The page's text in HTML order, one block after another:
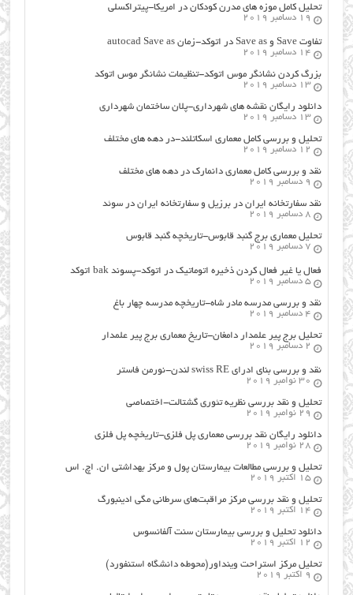
تحلیل کامل موزه های مدرن کودکان در امریکا-پیتراکسلی
19 دسامبر 2019
تفاوت Save و Save as در اتوکد-زمان autocad Save as
14 دسامبر 2019
بزرگ کردن نشانگر موس اتوکد-تنظیمات نشانگر موس اتوکد
13 دسامبر 2019
دانلود رایگان نقشه های شهرداری-پلان ساختمان شهرداری
13 دسامبر 2019
تحلیل و بررسی کامل معماری اسکاتلند-در دهه های مختلف
12 دسامبر 2019
نقد و بررسی کامل معماری دانمارک در دهه های مختلف
9 دسامبر 2019
نقد سفارتخانه ایران در برزیل و سفارتخانه ایران در سوئد
8 دسامبر 2019
تحلیل معماری برج گنبد قابوس-تاریخچه گنبد قابوس
7 دسامبر 2019
فعال یا غیر فعال کردن ذخیره اتوماتیک در اتوکد-پسوند bak اتوکد
5 دسامبر 2019
نقد و بررسی مدرسه مادر شاه-تاریخچه مدرسه چهار باغ
4 دسامبر 2019
تحلیل برج پیر علمدار دامغان-تاریخ معماری برج پیر علمدار
2 دسامبر 2019
نقد و بررسی بنای ادرای swiss RE لندن-نورمن فاستر
30 نوامبر 2019
تحلیل و نقد بررسی نظریه تئوری گشتالت-اختصاصی
29 نوامبر 2019
دانلود رایگان نقد بررسی معماری پل فلزی-تاریخچه پل فلزی
28 نوامبر 2019
تحلیل و بررسی مطالعات بیمارستان پول و مرکز بهداشتی ان. اچ. اس
15 اکتبر 2019
تحلیل و نقد بررسی مرکز مراقبت‌های سرطانی مگی ادینبورگ
14 اکتبر 2019
دانلود تحلیل و بررسی بیمارستان سنت آلفانسوس
12 اکتبر 2019
تحلیل مرکز استراحت وینداور(محوطه دانشگاه استنفورد)
9 اکتبر 2019